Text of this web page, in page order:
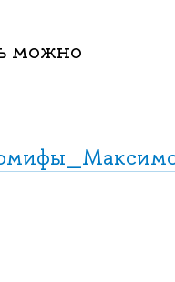
можно